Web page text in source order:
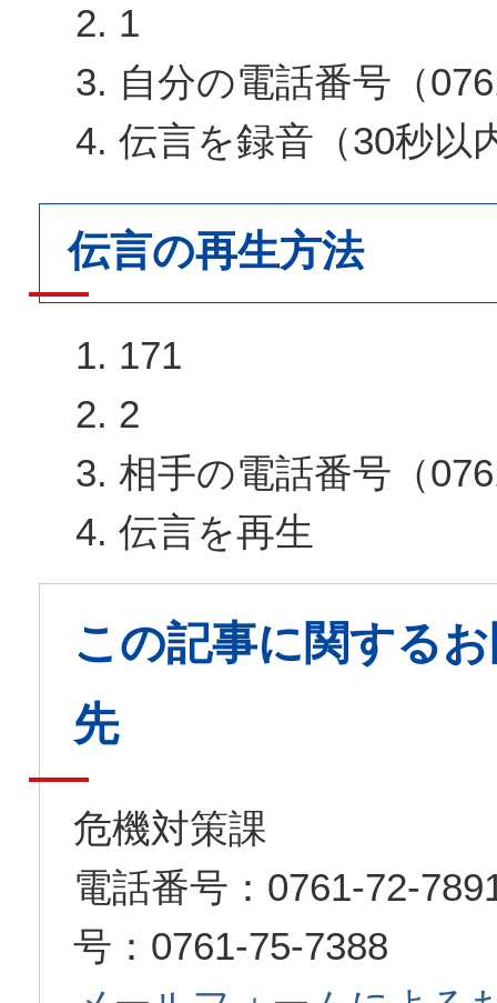
1
自分の電話番号（
伝言を録音（30秒以
伝言の再生方法
171
2
相手の電話番号（
伝言を再生
この記事に関する
先
危機対策課
電話番号：0761-72-
号：0761-75-7388